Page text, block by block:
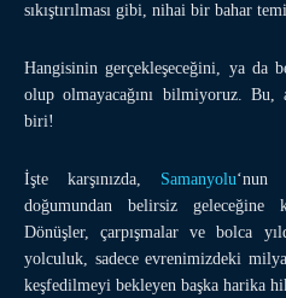
sıkıştırılması gibi, nihai bir bahar
Hangisinin gerçekleşeceğini, ya da
olup olmayacağını bilmiyoruz.
biri!
İşte karşınızda, Samanyolu‘nun
doğumundan belirsiz
Dönüşler, çarpışmalar ve bolca
yolculuk, sadece evrenimizdeki
keşfedilmeyi bekleyen başka harika